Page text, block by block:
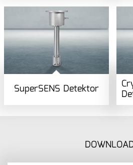
SuperSENS Detektor